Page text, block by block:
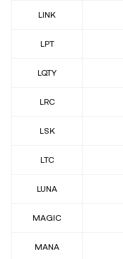
LINK
LPT
LQTY
LRC
LSK
LTC
LUNA
MAGIC
MANA